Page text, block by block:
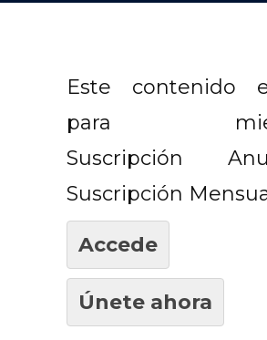
Este contenido
para
Suscripción
Suscripción
Accede
Únete ahora